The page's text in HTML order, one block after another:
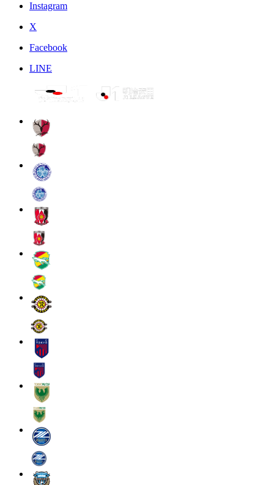
Instagram
X
Facebook
LINE